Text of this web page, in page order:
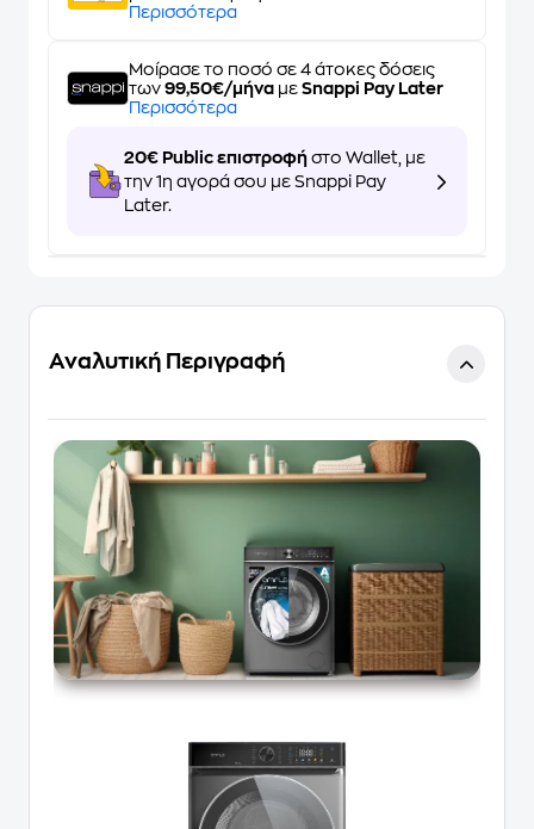
Περισσότερα
Μοίρασε το ποσό σε 4 άτοκες δόσεις
των 99,50€/μήνα με Snappi Pay Later
Περισσότερα
20€ Public επιστροφή στο Wallet, με
την 1η αγορά σου με Snappi Pay
Later.
Αναλυτική Περιγραφή